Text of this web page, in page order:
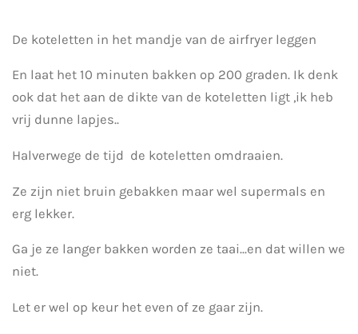
De koteletten in het mandje van de airfryer leggen
En laat het 10 minuten bakken op 200 graden. Ik denk
ook dat het aan de dikte van de koteletten ligt ,ik heb
vrij dunne lapjes..
Halverwege de tijd de koteletten omdraaien.
Ze zijn niet bruin gebakken maar wel supermals en
erg lekker.
Ga je ze langer bakken worden ze taai...en dat willen we
niet.
Let er wel op keur het even of ze gaar zijn.